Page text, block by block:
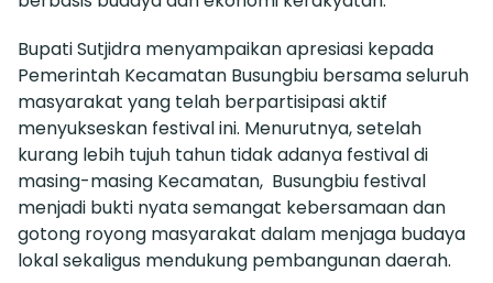
Bupati Sutjidra menyampaikan apresiasi kepada
Pemerintah Kecamatan Busungbiu bersama seluruh
masyarakat yang telah berpartisipasi aktif
menyukseskan festival ini. Menurutnya, setelah
kurang lebih tujuh tahun tidak adanya festival di
masing-masing Kecamatan, Busungbiu festival
menjadi bukti nyata semangat kebersamaan dan
gotong royong masyarakat dalam menjaga budaya
lokal sekaligus mendukung pembangunan daerah.